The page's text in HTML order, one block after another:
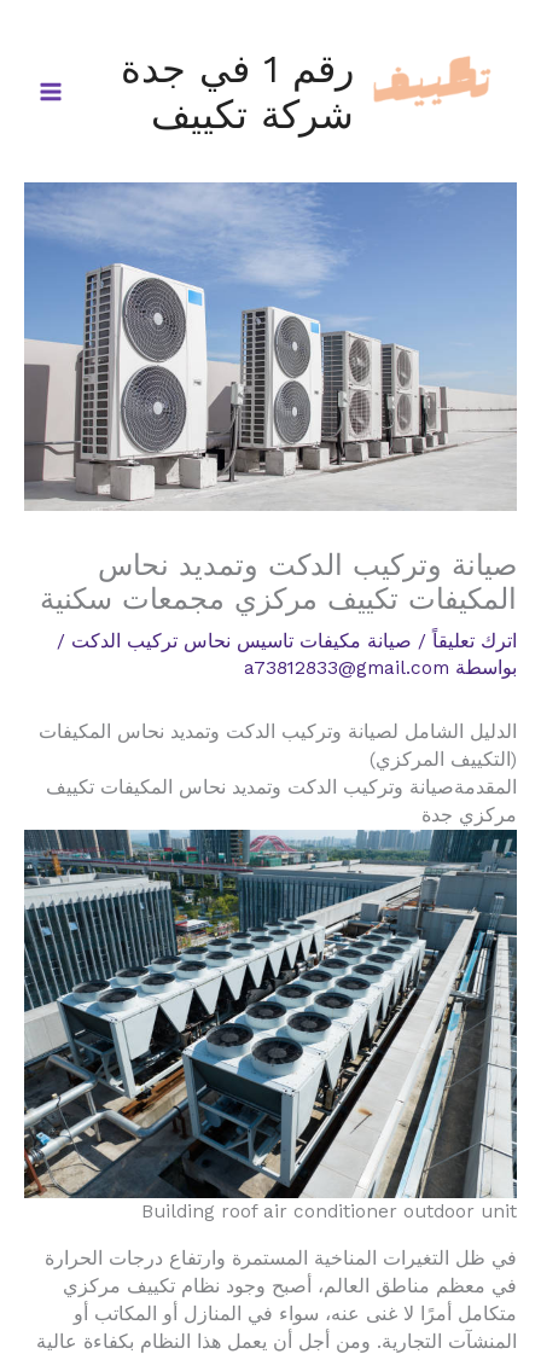
المحتوى
رقم 1 في جدة
شركة تكييف
صيانة وتركيب الدكت وتمديد نحاس
المكيفات تكييف مركزي مجمعات سكنية
اترك تعليقاً / صيانة مكيفات تاسيس نحاس تركيب الدكت /
بواسطة a73812833@gmail.com
الدليل الشامل لصيانة وتركيب الدكت وتمديد نحاس المكيفات
(التكييف المركزي)
المقدمةصيانة وتركيب الدكت وتمديد نحاس المكيفات تكييف
مركزي جدة
Building roof air conditioner outdoor unit
في ظل التغيرات المناخية المستمرة وارتفاع درجات الحرارة
في معظم مناطق العالم، أصبح وجود نظام تكييف مركزي
متكامل أمرًا لا غنى عنه، سواء في المنازل أو المكاتب أو
المنشآت التجارية. ومن أجل أن يعمل هذا النظام بكفاءة عالية